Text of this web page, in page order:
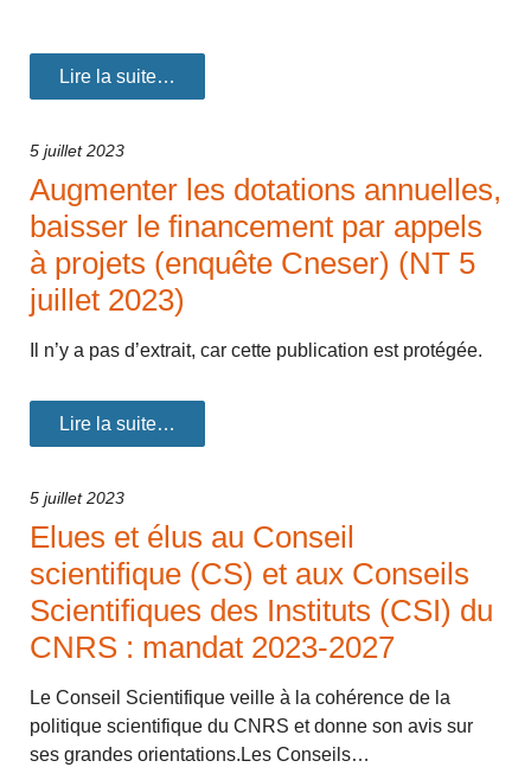
Lire la suite…
5 juillet 2023
Augmenter les dotations annuelles,
baisser le financement par appels
à projets (enquête Cneser) (NT 5
juillet 2023)
Il n’y a pas d’extrait, car cette publication est protégée.
Lire la suite…
5 juillet 2023
Elues et élus au Conseil
scientifique (CS) et aux Conseils
Scientifiques des Instituts (CSI) du
CNRS : mandat 2023-2027
Le Conseil Scientifique veille à la cohérence de la
politique scientifique du CNRS et donne son avis sur
ses grandes orientations.Les Conseils…